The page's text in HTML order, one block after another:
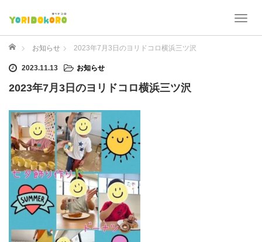
T
ホーム お知らせ 2023年7月3日のヨリドコロ横浜三ツ沢
2023.11.13 お知らせ
2023年7月3日のヨリドコロ横浜三ツ沢